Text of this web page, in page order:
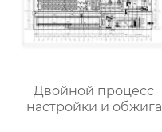
Двойной процесс
настройки и обжига